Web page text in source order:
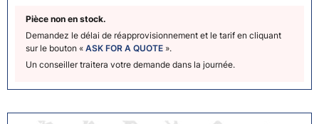
Pièce non en stock.
Demandez le délai de réapprovisionnement et le tarif en cliquant
sur le bouton « ASK FOR A QUOTE ».
Un conseiller traitera votre demande dans la journée.